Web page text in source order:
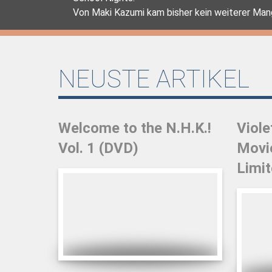
Von Maki Kazumi kam bisher kein weiterer
NEUSTE ARTIKEL
Welcome to the N.H.K.!
Vol. 1 (DVD)